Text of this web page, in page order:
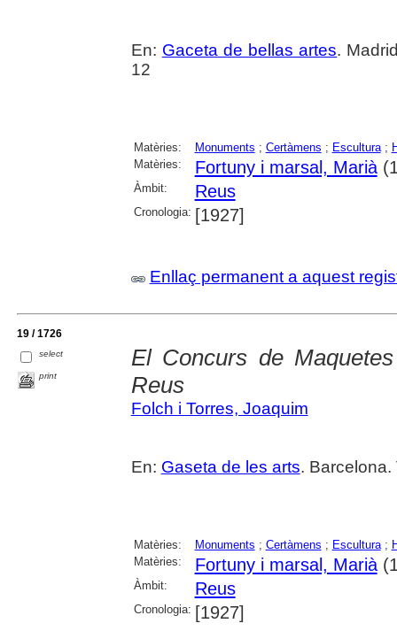
En: Gaceta de bellas artes.
12
Matèries: Monuments ; Certàmens ; Escultura;
Matèries:
Fortuny i marsal, Marià
Àmbit: Reus
Cronologia: [1927]
Enllaç permanent a aquest
19 / 1726
select
print
El Concurs de
Reus
Folch i Torres, Joaquim
En: Gaseta de les arts. Barcelona.
Matèries: Monuments ; Certàmens ; Escultura;
Matèries:
Fortuny i marsal, Marià
Àmbit: Reus
Cronologia: [1927]